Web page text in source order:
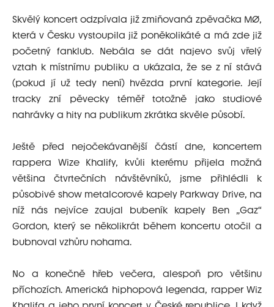
Skvělý koncert odzpívala již zmiňovaná zpěvačka MØ,
která v Česku vystoupila již poněkolikáté a má zde již
početný fanklub. Nebála se dát najevo svůj vřelý
vztah k místnímu publiku a ukázala, že se z ní stává
(pokud jí už tedy není) hvězda první kategorie. Její
tracky zní pěvecky téměř totožně jako studiové
nahrávky a hity na publikum zkrátka skvěle působí.
Ještě před nejočekávanější částí dne, koncertem
rappera Wize Khalify, kvůli kterému přijela možná
většina čtvrtečních návštěvníků, jsme přihlédli k
působivé show metalcorové kapely Parkway Drive, na
níž nás nejvíce zaujal bubeník kapely Ben „Gaz“
Gordon, který se několikrát během koncertu otočil a
bubnoval vzhůru nohama.
No a konečně hřeb večera, alespoň pro většinu
příchozích. Americká hiphopová legenda, rapper Wiz